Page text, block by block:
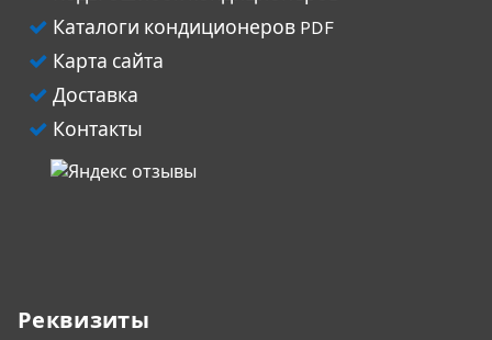
Каталоги кондиционеров PDF
Карта сайта
Доставка
Контакты
Реквизиты